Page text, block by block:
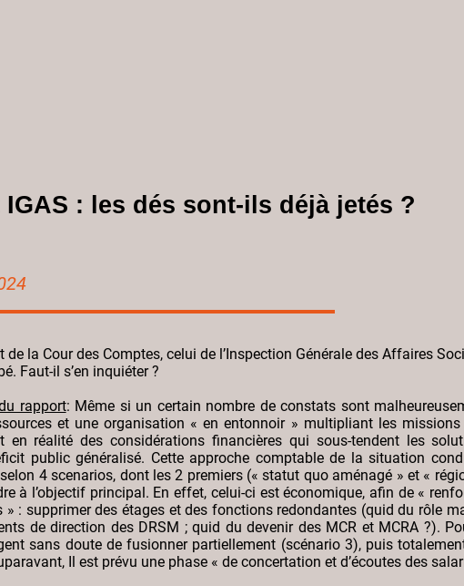
: les dés sont-ils déjà jetés ?
de la Cour des Comptes, celui de l’Inspection Générale des Affaires
Faut-il s’en inquiéter ?
rapport: Même si un certain nombre de constats sont
et une organisation « en entonnoir » multipliant les
en réalité des considérations financières qui sous-tendent les
public généralisé. Cette approche comptable de la situation
4 scenarios, dont les 2 premiers (« statut quo aménagé » et «
à l’objectif principal. En effet, celui-ci est économique, afin de «
» : supprimer des étages et des fonctions redondantes (quid du rôle
de direction des DRSM ; quid du devenir des MCR et MCRA ?).
sans doute de fusionner partiellement (scénario 3), puis
Il est prévu une phase « de concertation et d’écoutes des